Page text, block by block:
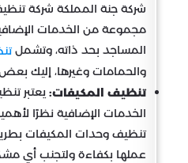
شركة جنة المملكة شركة
مجموعة من الخدمات
المساجد بحد ذاته، وتشمل
والحمامات وغيرها، إليك
تنظيف المكيفات: يعتبر
الخدمات الإضافية نظرًا
تنظيف وحدات المكيفات
عملها بكفاءة ولتجنب أي